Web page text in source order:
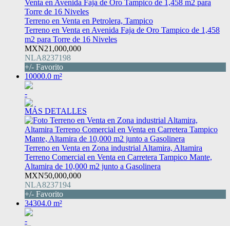
Terreno en Venta en Petrolera, Tampico
Terreno en Venta en Avenida Faja de Oro Tampico de 1,458
m2 para Torre de 16 Niveles
MXN21,000,000
NLA8237198
+/- Favorito
10000.0 m²
-
MÁS DETALLES
Terreno en Venta en Zona industrial Altamira, Altamira
Terreno Comercial en Venta en Carretera Tampico Mante,
Altamira de 10,000 m2 junto a Gasolinera
MXN50,000,000
NLA8237194
+/- Favorito
34304.0 m²
-